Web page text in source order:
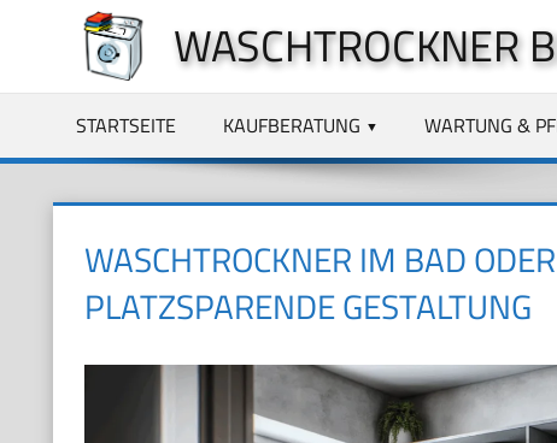
springen
WASCHTROCKNER
STARTSEITE KAUFBERATUNG WARTUNG &
WASCHTROCKNER IM BAD
PLATZSPARENDE GESTALTUNG